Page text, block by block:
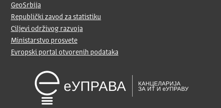
GeoSrbija
Republički zavod za statistiku
Ciljevi održivog razvoja
Ministarstvo prosvete
Evropski portal otvorenih podataka